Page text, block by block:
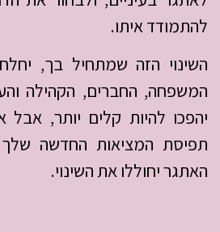
להתמודד איתו.
השינוי הזה שמתחיל בך,
המשפחה, החברים, הקהילה
יהפכו להיות קלים יותר, אבל
תפיסת המציאות החדשה
האתגר יחוללו את השינוי.